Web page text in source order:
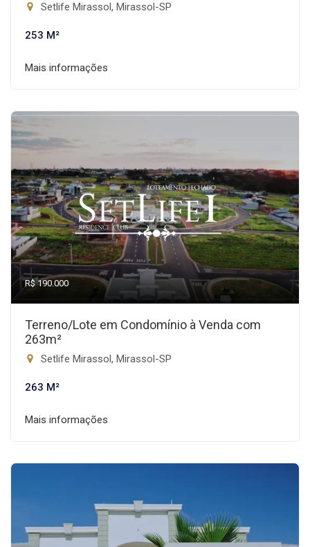
Setlife Mirassol, Mirassol-SP
253 M²
Mais informações
R$ 190.000
Terreno/Lote em Condomínio à Venda com
263m²
Setlife Mirassol, Mirassol-SP
263 M²
Mais informações